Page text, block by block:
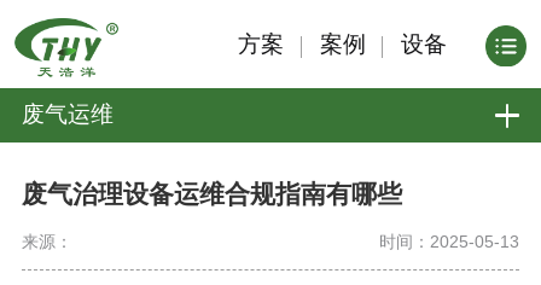
方案 案例 设备
废气运维
废气治理设备运维合规指南有哪些
来源： 时间：2025-05-13